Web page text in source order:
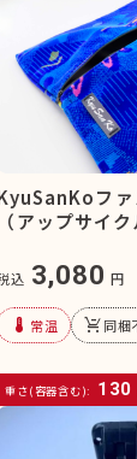
ファ
（アップサイク
込 3,080 円
device_thermostat 常温 remove_shopping_cart同梱
重さ(容器含む): 130